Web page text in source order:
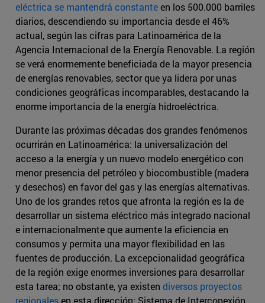
eléctrica se mantendrá constanteen los 500.000 barriles
diarios, descendiendo su importancia desde el 46%
actual, según las cifras para Latinoamérica de la
Agencia Internacional de la Energía Renovable. La región
se verá enormemente beneficiada de la mayor presencia
de energías renovables, sector que ya lidera por unas
condiciones geográficas incomparables, destacando la
enorme importancia de la energía hidroeléctrica.
Durante las próximas décadas dos grandes fenómenos
ocurrirán en Latinoamérica: la universalización del
acceso a la energía y un nuevo modelo energético con
menor presencia del petróleo y biocombustible (madera
y desechos) en favor del gas y las energías alternativas.
Uno de los grandes retos que afronta la región es la de
desarrollar un sistema eléctrico más integrado nacional
e internacionalmente que aumente la eficiencia en
consumos y permita una mayor flexibilidad en las
fuentes de producción. La excepcionalidad geográfica
de la región exige enormes inversiones para desarrollar
esta tarea; no obstante, ya existen diversos proyectos
regionalesen esta dirección: Sistema de Interconexión